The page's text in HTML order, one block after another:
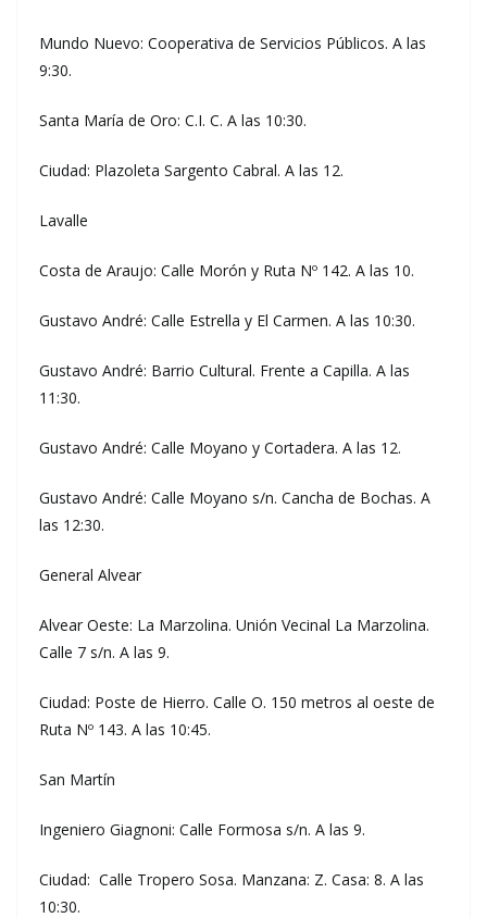
Mundo Nuevo: Cooperativa de Servicios Públicos. A las
9:30.
Santa María de Oro: C.I. C. A las 10:30.
Ciudad: Plazoleta Sargento Cabral. A las 12.
Lavalle
Costa de Araujo: Calle Morón y Ruta Nº 142. A las 10.
Gustavo André: Calle Estrella y El Carmen. A las 10:30.
Gustavo André: Barrio Cultural. Frente a Capilla. A las
11:30.
Gustavo André: Calle Moyano y Cortadera. A las 12.
Gustavo André: Calle Moyano s/n. Cancha de Bochas. A
las 12:30.
General Alvear
Alvear Oeste: La Marzolina. Unión Vecinal La Marzolina.
Calle 7 s/n. A las 9.
Ciudad: Poste de Hierro. Calle O. 150 metros al oeste de
Ruta Nº 143. A las 10:45.
San Martín
Ingeniero Giagnoni: Calle Formosa s/n. A las 9.
Ciudad: Calle Tropero Sosa. Manzana: Z. Casa: 8. A las
10:30.